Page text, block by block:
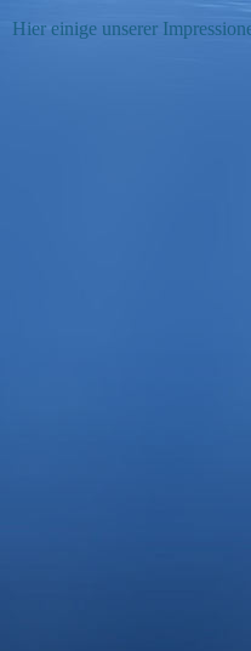
Hier einige unserer